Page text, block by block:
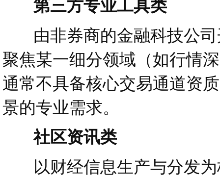
第三方专业工具类
由非券商的金融科技公司
聚焦某一细分领域（如行情
通常不具备核心交易通道资
景的专业需求。
社区资讯类
以财经信息生产与分发为